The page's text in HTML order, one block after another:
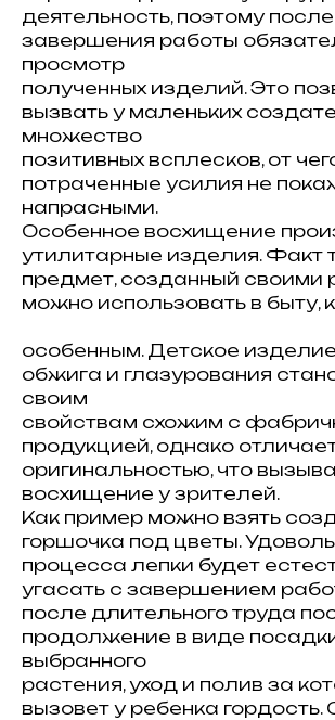
деятельность, поэтому после
завершения работы
просмотр
полученных изделий. Это
вызвать у маленьких
множество
позитивных всплесков, от
потраченные усилия не
напрасными.
Особенное восхищение
утилитарные изделия. Факт
предмет, созданный своими
можно использовать в быту,
особенным. Детское
обжига и глазурования
своим
свойствам схожим с
продукцией, однако
оригинальностью, что
восхищение у зрителей.
Как пример можно взять
горшочка под цветы.
процесса лепки будет
угасать с завершением
после длительного труда
продолжение в виде
выбранного
растения, уход и полив за
вызовет у ребенка гордость.